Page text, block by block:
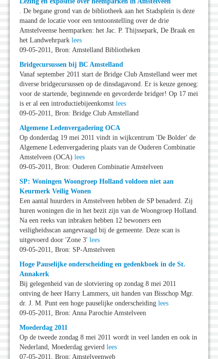
. De begane grond van de bibliotheek aan het Stadsplein is deze
maand de locatie voor een tentoonstelling over de drie
Amstelveense heemparken: het Jac. P. Thijssepark, De Braak en
het Landwehrpark lees
09-05-2011, Bron: Amstelland Bibliotheken
Bridgecursussen bij BC Amstelland
Vanaf september 2011 start de Bridge Club Amstelland weer met
diverse bridgecursussen op de dinsdagavond. Er is keuze genoeg:
voor de startende, beginnende en gevorderde bridger! Op 17 mei
is er al een introductiebijeenkomst lees
09-05-2011, Bron: Bridge Club Amstelland
Algemene Ledenvergadering OCA
Op donderdag 19 mei 2011 vindt in wijkcentrum 'De Bolder' de
Algemene Ledenvergadering plaats van de Ouderen Combinatie
Amstelveen (OCA) lees
09-05-2011, Bron: Ouderen Combinatie Amstelveen
SP: Woningen Woongroep Holland voldoen niet aan
Keurmerk Veilig Wonen
Een aantal huurders in Amstelveen hebben de SP benaderd. Zij
huren woningen die in het bezit zijn van de Woongroep Holland.
Na een reeks van inbraken hebben 12 bewoners een
veiligheidsscan aangevraagd bij de gemeente. Deze scan is
uitgevoerd door 'Zone 3' lees
09-05-2011, Bron: SP-Amstelveen
Hoge Pauselijke onderscheiding en gedenkboek in de St.
Annakerk
Bij gelegenheid van de slotviering op zondag 8 mei 2011
ontving de heer Harry Lammers, uit handen van Bisschop Mgr.
dr. J. M. Punt een hoge pauselijke onderscheiding lees
09-05-2011, Bron: Anna Parochie Amstelveen
Moederdag 2011
Op de tweede zondag 8 mei 2011 wordt in veel landen en ook in
Nederland, Moederdag gevierd lees
07-05-2011, Bron: Amstelveenweb